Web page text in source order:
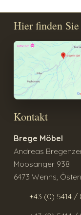
Hier finden Sie
Kontakt
Brege Möbel
Andreas
Moosanger 938
6473 Wenns,
+43 (0) 5414 /